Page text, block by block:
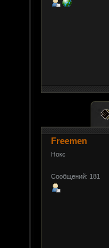
Freemen
Нокс
Сообщений: 181